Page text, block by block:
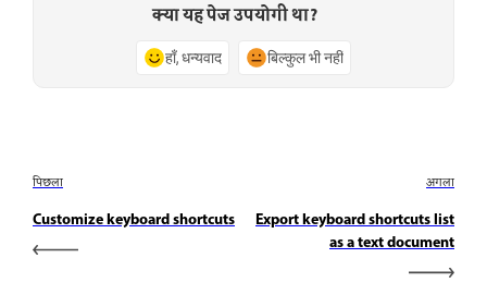
क्या यह पेज उपयोगी था?
हाँ, धन्यवाद बिल्कुल भी नहीं
पिछला
Customize keyboard shortcuts
अगला
Export keyboard shortcuts list
as a text document